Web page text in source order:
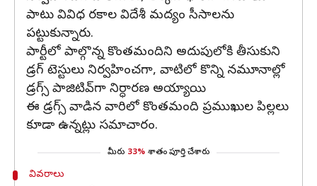
పాటు వివిధ రకాల విదేశీ మద్యం సీసాలను
పట్టుకున్నారు.
పార్టీలో పాల్గొన్న కొంతమందిని అదుపులోకి తీసుకుని
డ్రగ్ టెస్టులు నిర్వహించగా, వాటిలో కొన్ని నమూనాల్లో
డ్రగ్స్ పాజిటివ్‌గా నిర్ధారణ అయ్యాయి.
ఈ డ్రగ్స్ వాడిన వారిలో కొంతమంది ప్రముఖుల పిల్లలు
కూడా ఉన్నట్లు సమాచారం.
మీరు 33% శాతం పూర్తి చేశారు
వివరాలు